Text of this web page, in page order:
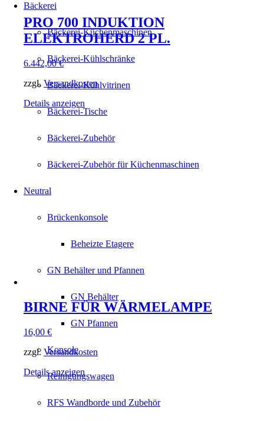
Bäckerei
Bäckerei-Küchenmaschinen
Bäckerei-Kühlschränke
Bäckerei-Kühlvitrinen
Bäckerei-Tische
Bäckerei-Zubehör
Bäckerei-Zubehör für Küchenmaschinen
Neutral
Brückenkonsole
Beheizte Etagere
GN Behälter und Pfannen
GN Behälter
GN Pfannen
Konsole
Reinigungswagen
RFS Wandborde und Zubehör
PRO 700 INDUKTION
ELEKTROHERD 2 PL.
6.442,00€
zzgl. Versandkosten
Details anzeigen
BIRNE FÜR WÄRMELAMPE
16,00 €
zzgl. Versandkosten
Details anzeigen